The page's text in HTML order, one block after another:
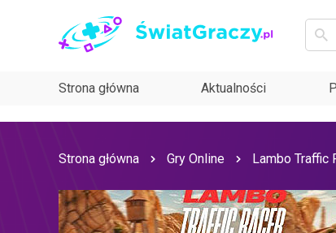
Strona główna Aktualności
Strona główna Gry Online Lambo Traffic